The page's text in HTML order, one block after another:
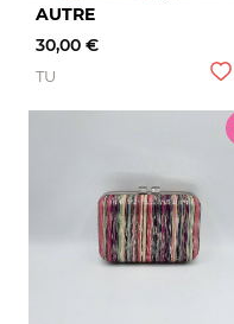
AUTRE
30,00 €
TU